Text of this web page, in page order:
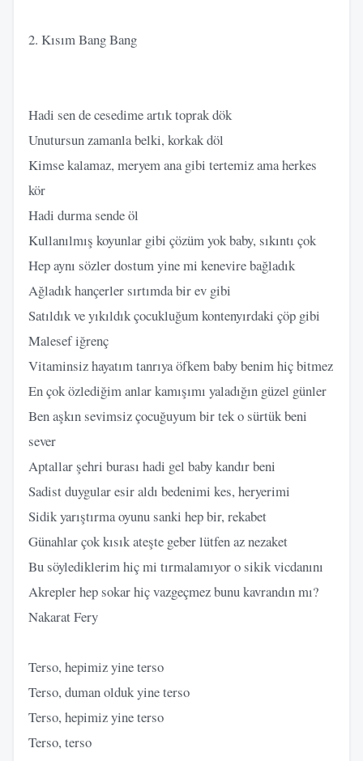
2. Kısım Bang Bang
Hadi sen de cesedime artık toprak dök
Unutursun zamanla belki, korkak döl
Kimse kalamaz, meryem ana gibi tertemiz ama herkes
kör
Hadi durma sende öl
Kullanılmış koyunlar gibi çözüm yok baby, sıkıntı çok
Hep aynı sözler dostum yine mi kenevire bağladık
Ağladık hançerler sırtımda bir ev gibi
Satıldık ve yıkıldık çocukluğum kontenyırdaki çöp gibi
Malesef iğrenç
Vitaminsiz hayatım tanrıya öfkem baby benim hiç bitmez
En çok özlediğim anlar kamışımı yaladığın güzel günler
Ben aşkın sevimsiz çocuğuyum bir tek o sürtük beni
sever
Aptallar şehri burası hadi gel baby kandır beni
Sadist duygular esir aldı bedenimi kes, heryerimi
Sidik yarıştırma oyunu sanki hep bir, rekabet
Günahlar çok kısık ateşte geber lütfen az nezaket
Bu söylediklerim hiç mi tırmalamıyor o sikik vicdanını
Akrepler hep sokar hiç vazgeçmez bunu kavrandın mı?
Nakarat Fery
Terso, hepimiz yine terso
Terso, duman olduk yine terso
Terso, hepimiz yine terso
Terso, terso